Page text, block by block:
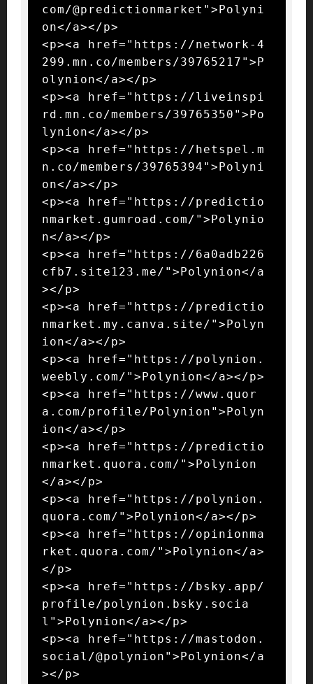
com/@predictionmarket">Polyni
on</a></p>
<p><a href="https://network-4
299.mn.co/members/39765217">P
olynion</a></p>
<p><a href="https://liveinspi
rd.mn.co/members/39765350">Po
lynion</a></p>
<p><a href="https://hetspel.m
n.co/members/39765394">Polyni
on</a></p>
<p><a href="https://predictio
nmarket.gumroad.com/">Polynio
n</a></p>
<p><a href="https://6a0adb226
cfb7.site123.me/">Polynion</a
></p>
<p><a href="https://predictio
nmarket.my.canva.site/">Polyn
ion</a></p>
<p><a href="https://polynion.
weebly.com/">Polynion</a></p>
<p><a href="https://www.quor
a.com/profile/Polynion">Polyn
ion</a></p>
<p><a href="https://predictio
nmarket.quora.com/">Polynion
</a></p>
<p><a href="https://polynion.
quora.com/">Polynion</a></p>
<p><a href="https://opinionma
rket.quora.com/">Polynion</a>
</p>
<p><a href="https://bsky.app/
profile/polynion.bsky.socia
l">Polynion</a></p>
<p><a href="https://mastodon.
social/@polynion">Polynion</a
></p>